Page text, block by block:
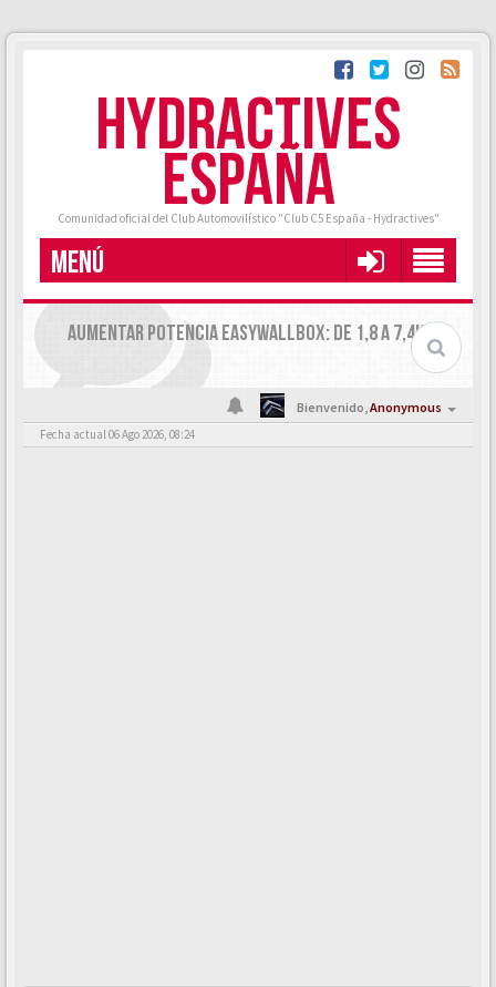
HYDRACTIVES
ESPAÑA
Comunidad oficial del Club Automovilístico "Club C5 España - Hydractives"
MENÚ
AUMENTAR POTENCIA EASYWALLBOX: DE 1,8 A 7,4KW
Bienvenido,Anonymous
Fecha actual 06 Ago 2026, 08:24